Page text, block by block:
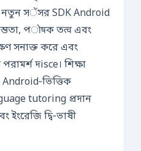
নতুন সेंসর SDK Android
পोषক তत्व এবং
সনাক্ত করে এবং
দisce। শিক্ষা
tutoring প্রদান
ইংরেজি দ্বি‑ভাষী